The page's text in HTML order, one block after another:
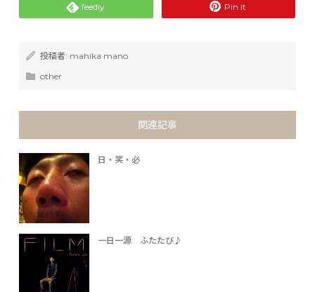
feedly Pin it
投稿者: mahika mano
other
関連記事
日・笑・必
一日一源 ふたたび♪